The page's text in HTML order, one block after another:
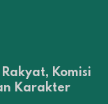
Komisi
Karakter